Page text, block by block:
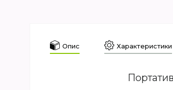
Опис Характеристики